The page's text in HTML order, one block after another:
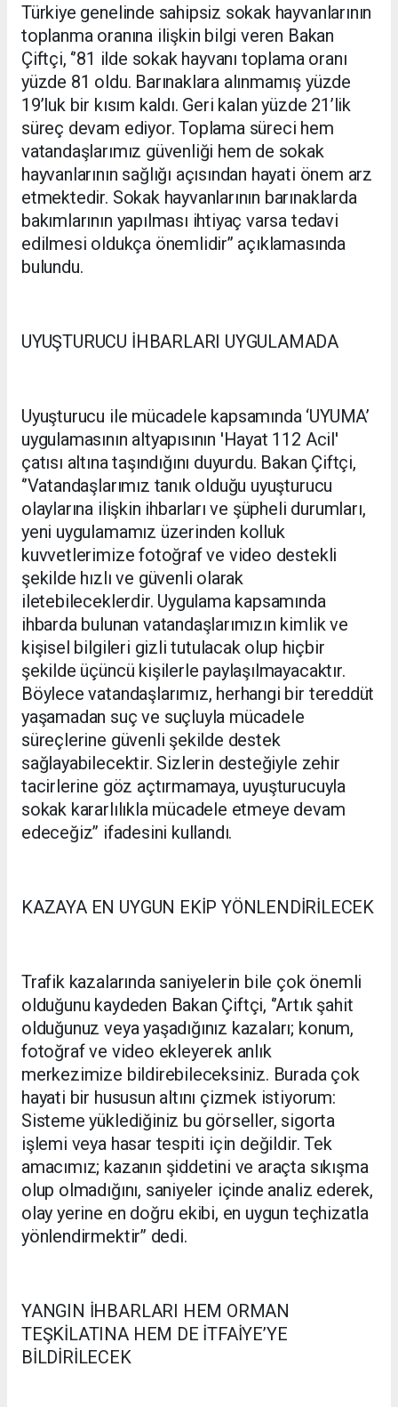
Türkiye genelinde sahipsiz sokak hayvanlarının
toplanma oranına ilişkin bilgi veren Bakan
Çiftçi, ‘’81 ilde sokak hayvanı toplama oranı
yüzde 81 oldu. Barınaklara alınmamış yüzde
19’luk bir kısım kaldı. Geri kalan yüzde 21’lik
süreç devam ediyor. Toplama süreci hem
vatandaşlarımız güvenliği hem de sokak
hayvanlarının sağlığı açısından hayati önem arz
etmektedir. Sokak hayvanlarının barınaklarda
bakımlarının yapılması ihtiyaç varsa tedavi
edilmesi oldukça önemlidir’’ açıklamasında
bulundu.
UYUŞTURUCU İHBARLARI UYGULAMADA
Uyuşturucu ile mücadele kapsamında ‘UYUMA’
uygulamasının altyapısının 'Hayat 112 Acil'
çatısı altına taşındığını duyurdu. Bakan Çiftçi,
‘’Vatandaşlarımız tanık olduğu uyuşturucu
olaylarına ilişkin ihbarları ve şüpheli durumları,
yeni uygulamamız üzerinden kolluk
kuvvetlerimize fotoğraf ve video destekli
şekilde hızlı ve güvenli olarak
iletebileceklerdir. Uygulama kapsamında
ihbarda bulunan vatandaşlarımızın kimlik ve
kişisel bilgileri gizli tutulacak olup hiçbir
şekilde üçüncü kişilerle paylaşılmayacaktır.
Böylece vatandaşlarımız, herhangi bir tereddüt
yaşamadan suç ve suçluyla mücadele
süreçlerine güvenli şekilde destek
sağlayabilecektir. Sizlerin desteğiyle zehir
tacirlerine göz açtırmamaya, uyuşturucuyla
sokak kararlılıkla mücadele etmeye devam
edeceğiz’’ ifadesini kullandı.
KAZAYA EN UYGUN EKİP YÖNLENDİRİLECEK
Trafik kazalarında saniyelerin bile çok önemli
olduğunu kaydeden Bakan Çiftçi, ‘’Artık şahit
olduğunuz veya yaşadığınız kazaları; konum,
fotoğraf ve video ekleyerek anlık
merkezimize bildirebileceksiniz. Burada çok
hayati bir hususun altını çizmek istiyorum:
Sisteme yüklediğiniz bu görseller, sigorta
işlemi veya hasar tespiti için değildir. Tek
amacımız; kazanın şiddetini ve araçta sıkışma
olup olmadığını, saniyeler içinde analiz ederek,
olay yerine en doğru ekibi, en uygun teçhizatla
yönlendirmektir’’ dedi.
YANGIN İHBARLARI HEM ORMAN
TEŞKİLATINA HEM DE İTFAİYE’YE
BİLDİRİLECEK